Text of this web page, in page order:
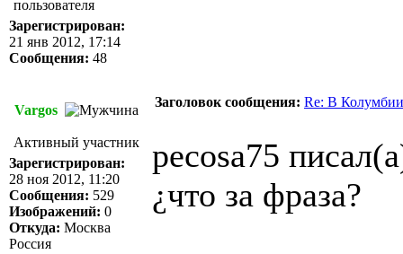
Зарегистрирован:
21 янв 2012, 17:14
Сообщения: 48
Vargos
Заголовок сообщения: Re: В Колумбии
Активный участник
Зарегистрирован:
28 ноя 2012, 11:20
Сообщения: 529
Изображений: 0
Откуда: Москва
Россия
pecosa75
¿что за фраза?